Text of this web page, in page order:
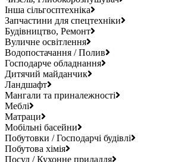
Інша сільгосптехніка
Запчастини для спецтехніки
Будівництво, Ремонт
Вуличне освітлення
Водопостачання / Полив
Господарче обладнання
Дитячий майданчик
Ландшафт
Мангали та приналежності
Меблі
Матраци
Мобільні басейни
Побутовки / Господарчі будівлі
Побутова хімія
Посуд / Кухонне приладдя